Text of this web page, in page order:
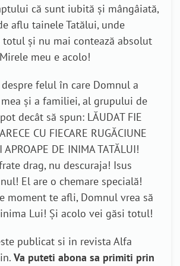
că sunt iubită și mângâiată,
aflu tainele Tatălui, unde
totul și nu mai contează absolut
meu e acolo!
felul în care Domnul a
și a familiei, al grupului de
decât să spun: LĂUDAT FIE
CU FIECARE RUGĂCIUNE
APROAPE DE INIMA TATĂLUI!
drag, nu descuraja! Isus
El are o chemare specială!
moment te afli, Domnul vrea să
Lui! Și acolo vei găsi totul!
publicat si in revista Alfa
Va puteti abona sa primiti prin